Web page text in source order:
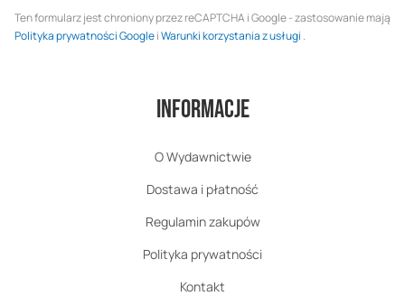
Ten formularz jest chroniony przez reCAPTCHA i Google - zastosowanie mają
Polityka prywatności GoogleiWarunki korzystania z usługi .
Informacje
O Wydawnictwie
Dostawa i płatność
Regulamin zakupów
Polityka prywatności
Kontakt